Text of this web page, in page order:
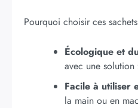
Pourquoi choisir ces
Écologique et
avec une
Facile à utiliser
la main ou en